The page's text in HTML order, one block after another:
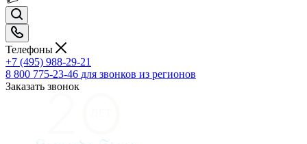
Телефоны
+7 (495) 988-29-21
8 800 775-23-46 для звонков из регионов
Заказать звонок